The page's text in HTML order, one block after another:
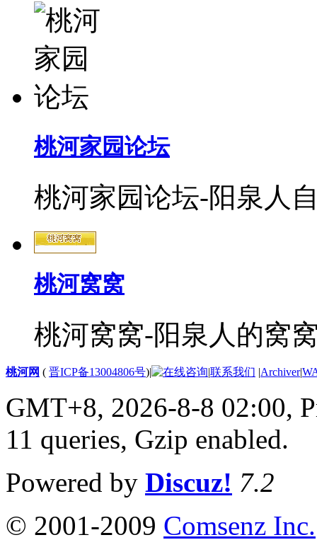
桃河家园论坛
桃河家园论坛-阳泉人
桃河窝窝
桃河窝窝-阳泉人的窝
桃河网 ( 晋ICP备13004806号)| |联系我们 |Archiver|
GMT+8, 2026-8-8 02:00,
11 queries, Gzip enabled.
Powered by Discuz! 7.2
© 2001-2009 Comsenz Inc.